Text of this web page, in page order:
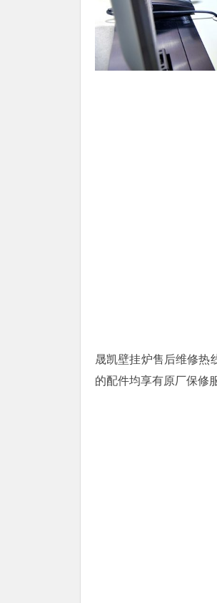
晟凯壁挂炉售后维修热
的配件均享有原厂保修